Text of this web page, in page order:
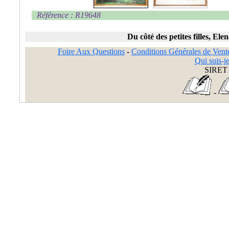
Référence : R19648
Du côté des petites filles,
Foire Aux Questions- Conditions Générales de
Qui suis-
SIRET
-